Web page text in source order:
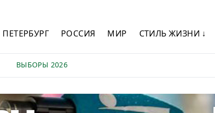
ПЕТЕРБУРГ РОССИЯ МИР СТИЛЬ ЖИЗНИ ↓
ВЫБОРЫ 2026